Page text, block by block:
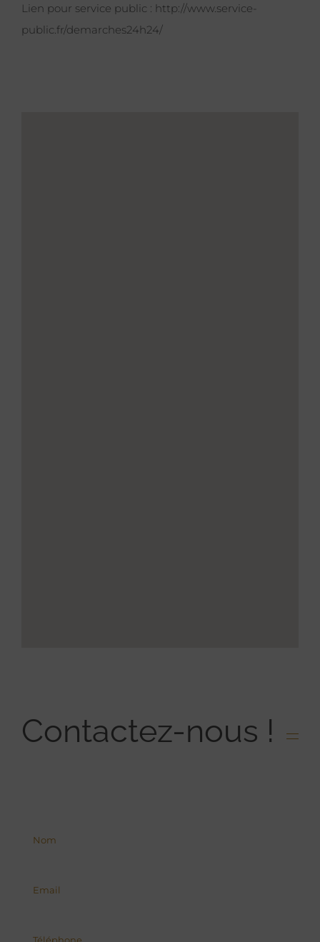
Lien pour service public : http://www.service-
public.fr/demarches24h24/
Contactez-nous !